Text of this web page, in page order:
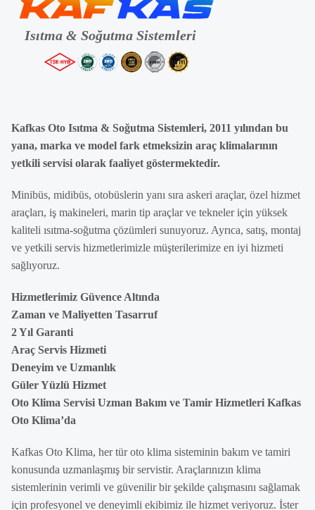
Kafkas Oto Isıtma & Soğutma Sistemleri, 2011 yılından bu
yana, marka ve model fark etmeksizin araç klimalarının
yetkili servisi olarak faaliyet göstermektedir.
Minibüs, midibüs, otobüslerin yanı sıra askeri araçlar, özel hizmet
araçları, iş makineleri, marin tip araçlar ve tekneler için yüksek
kaliteli ısıtma-soğutma çözümleri sunuyoruz. Ayrıca, satış, montaj
ve yetkili servis hizmetlerimizle müşterilerimize en iyi hizmeti
sağlıyoruz.
Hizmetlerimiz Güvence Altında
Zaman ve Maliyetten Tasarruf
2 Yıl Garanti
Araç Servis Hizmeti
Deneyim ve Uzmanlık
Güler Yüzlü Hizmet
Oto Klima Servisi Uzman Bakım ve Tamir Hizmetleri Kafkas
Oto Klima’da
Kafkas Oto Klima, her tür oto klima sisteminin bakım ve tamiri
konusunda uzmanlaşmış bir servistir. Araçlarınızın klima
sistemlerinin verimli ve güvenilir bir şekilde çalışmasını sağlamak
için profesyonel ve deneyimli ekibimiz ile hizmet veriyoruz. İster